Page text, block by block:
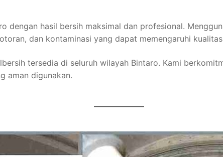
dengan hasil bersih maksimal dan profesional.
dan kontaminasi yang dapat memengaruhi
tersedia di seluruh wilayah Bintaro. Kami
aman digunakan.